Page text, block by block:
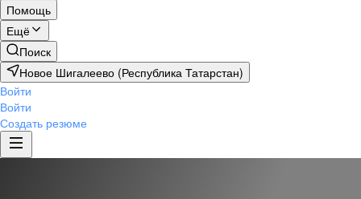
Помощь
Ещё
Поиск
Новое Шигалеево (Республика Татарстан)
Войти
Войти
Создать резюме